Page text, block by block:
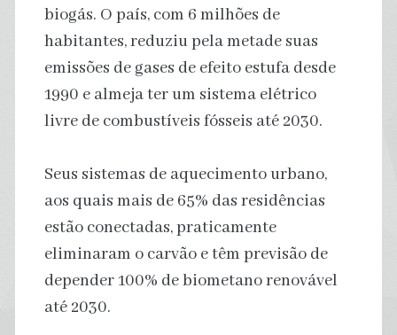
biogás. O país, com 6 milhões de
habitantes, reduziu pela metade suas
emissões de gases de efeito estufa desde
1990 e almeja ter um sistema elétrico
livre de combustíveis fósseis até 2030.
Seus sistemas de aquecimento urbano,
aos quais mais de 65% das residências
estão conectadas, praticamente
eliminaram o carvão e têm previsão de
depender 100% de biometano renovável
até 2030.